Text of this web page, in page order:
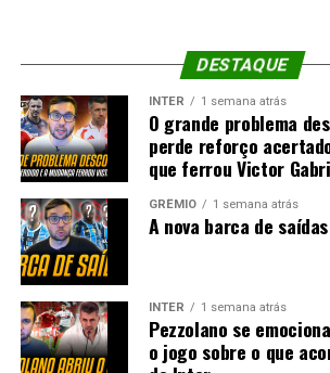
DESTAQUE
INTER 1 semana atrás
O grande problema
perde reforço
que ferrou Victor
GRÊMIO 1 semana atrás
A nova barca de
INTER 1 semana atrás
Pezzolano se
o jogo sobre o que